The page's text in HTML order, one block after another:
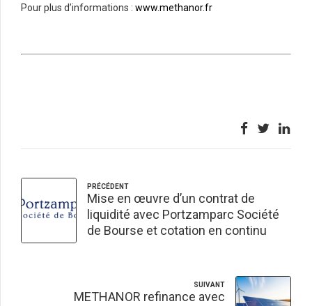
Pour plus d’informations : www.methanor.fr
PRÉCÉDENT
Mise en œuvre d’un contrat de
liquidité avec Portzamparc Société
de Bourse et cotation en continu
SUIVANT
METHANOR refinance avec